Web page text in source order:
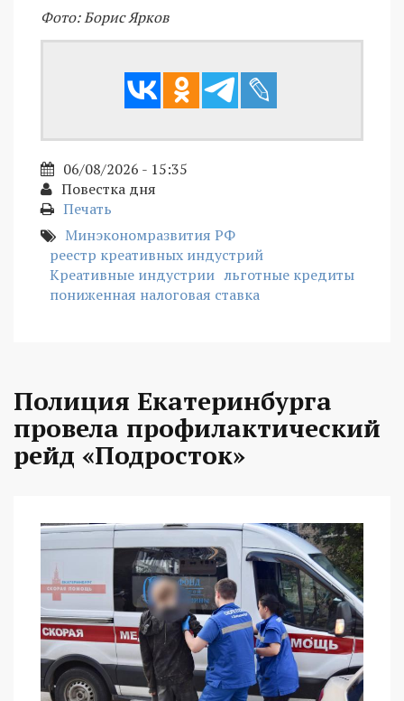
Фото: Борис Ярков
06/08/2026 - 15:35
Повестка дня
Печать
Минэкономразвития РФ
реестр креативных индустрий
Креативные индустрии льготные кредиты
пониженная налоговая ставка
Полиция Екатеринбурга
провела профилактический
рейд «Подросток»